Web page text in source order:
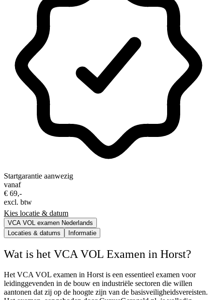
Startgarantie aanwezig
vanaf
€ 69,-
excl. btw
Kies locatie & datum
VCA VOL examen Nederlands
Locaties & datums
Informatie
Wat is het VCA VOL Examen in Horst?
Het VCA VOL examen in Horst is een essentieel examen voor
leidinggevenden in de bouw en industriële sectoren die willen
aantonen dat zij op de hoogte zijn van de basisveiligheidsvereisten.